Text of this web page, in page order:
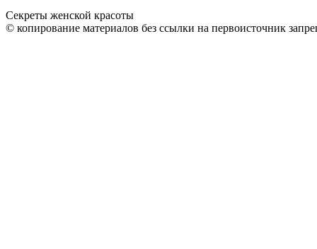
Секреты женской красоты
© копирование материалов без ссылки на первоисточник